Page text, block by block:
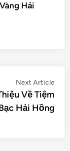
Hải
Next Article
Về Tiệm
Hải Hồng